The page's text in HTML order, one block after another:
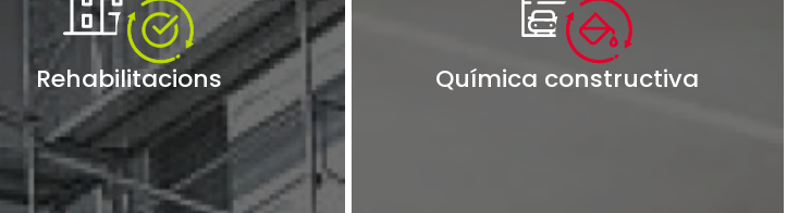
Rehabilitacions Química constructiva